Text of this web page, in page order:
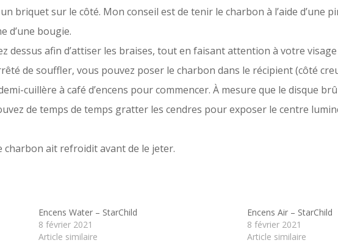
briquet sur le côté. Mon conseil est de tenir le charbon à l’aide d’une
d’une bougie.
dessus afin d’attiser les braises, tout en faisant attention à votre
de souffler, vous pouvez poser le charbon dans le récipient (côté
cuillère à café d’encens pour commencer. À mesure que le disque
de temps de temps gratter les cendres pour exposer le centre
ait refroidit avant de le jeter.
Encens Water – StarChild
8 février 2021
Article similaire
Encens Air – StarChild
8 février 2021
Article similaire